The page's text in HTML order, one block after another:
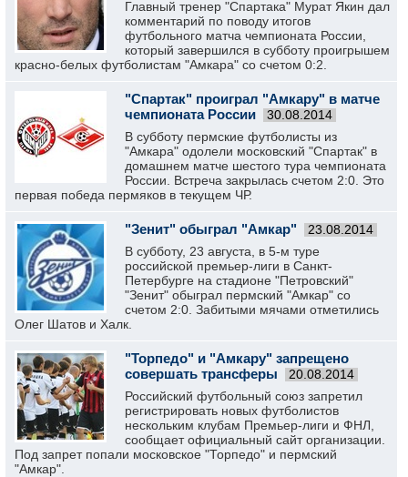
Главный тренер "Спартака" Мурат Якин дал
комментарий по поводу итогов
футбольного матча чемпионата России,
который завершился в субботу проигрышем
красно-белых футболистам "Амкара" со счетом 0:2.
"Спартак" проиграл "Амкару" в матче
чемпионата России
30.08.2014
В субботу пермские футболисты из
"Амкара" одолели московский "Спартак" в
домашнем матче шестого тура чемпионата
России. Встреча закрылась счетом 2:0. Это
первая победа пермяков в текущем ЧР.
"Зенит" обыграл "Амкар" 23.08.2014
В субботу, 23 августа, в 5-м туре
российской премьер-лиги в Санкт-
Петербурге на стадионе "Петровский"
"Зенит" обыграл пермский "Амкар" со
счетом 2:0. Забитыми мячами отметились
Олег Шатов и Халк.
"Торпедо" и "Амкару" запрещено
совершать трансферы
20.08.2014
Российский футбольный союз запретил
регистрировать новых футболистов
нескольким клубам Премьер-лиги и ФНЛ,
сообщает официальный сайт организации.
Под запрет попали московское "Торпедо" и пермский
"Амкар".